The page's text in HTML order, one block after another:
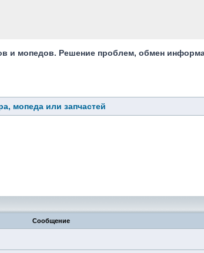
и мопедов. Решение проблем, обмен
мопеда или запчастей
Сообщение